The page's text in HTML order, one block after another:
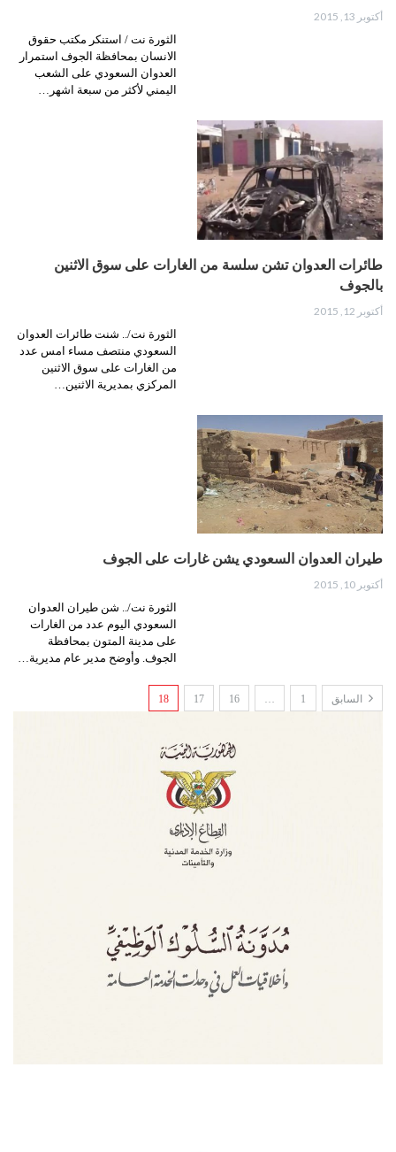
أكتوبر 13, 2015
الثورة نت / استنكر مكتب حقوق
الانسان بمحافظة الجوف استمرار
العدوان السعودي على الشعب
اليمني لأكثر من سبعة اشهر…
طائرات العدوان تشن سلسة من الغارات على سوق الاثنين
بالجوف
أكتوبر 12, 2015
الثورة نت/.. شنت طائرات العدوان
السعودي منتصف مساء امس عدد
من الغارات على سوق الاثنين
المركزي بمديرية الاثنين…
طيران العدوان السعودي يشن غارات على الجوف
أكتوبر 10, 2015
الثورة نت/.. شن طيران العدوان
السعودي اليوم عدد من الغارات
على مدينة المتون بمحافظة
الجوف. وأوضح مدير عام مديرية…
السابق 1
…
16
17
18